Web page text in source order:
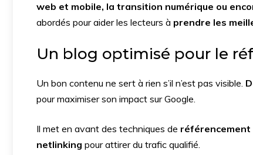
web et mobile, la transition numérique ou
abordés pour aider les lecteurs à prendre les
Un blog optimisé pour le
Un bon contenu ne sert à rien s’il n’est pas visible.
pour maximiser son impact sur Google.
Il met en avant des techniques de référencement
netlinking pour attirer du trafic qualifié.